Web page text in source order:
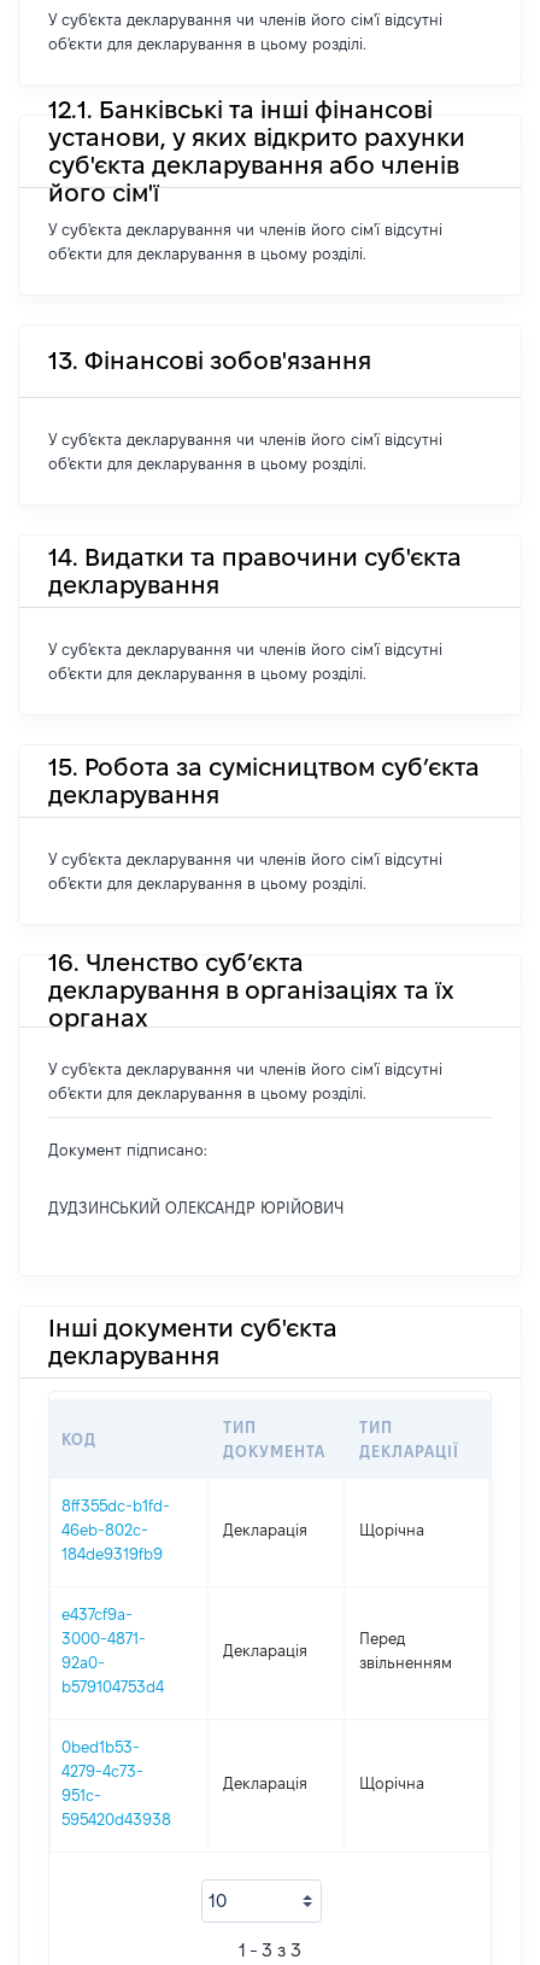
У суб'єкта декларування чи членів його сім'ї відсутні
об'єкти для декларування в цьому розділі.
12.1. Банківські та інші фінансові
установи, у яких відкрито рахунки
суб'єкта декларування або членів
його сім'ї
У суб'єкта декларування чи членів його сім'ї відсутні
об'єкти для декларування в цьому розділі.
13. Фінансові зобов'язання
У суб'єкта декларування чи членів його сім'ї відсутні
об'єкти для декларування в цьому розділі.
14. Видатки та правочини суб'єкта
декларування
У суб'єкта декларування чи членів його сім'ї відсутні
об'єкти для декларування в цьому розділі.
15. Робота за сумісництвом суб’єкта
декларування
У суб'єкта декларування чи членів його сім'ї відсутні
об'єкти для декларування в цьому розділі.
16. Членство суб’єкта
декларування в організаціях та їх
органах
У суб'єкта декларування чи членів його сім'ї відсутні
об'єкти для декларування в цьому розділі.
Документ підписано:
ДУДЗИНСЬКИЙ ОЛЕКСАНДР ЮРІЙОВИЧ
Інші документи суб'єкта
декларування
КОД
ТИП
ДОКУМЕНТА
ТИП
ДЕКЛАРАЦІЇ
8ff355dc-b1fd-
46eb-802c-
184de9319fb9
Декларація Щорічна
e437cf9a-
3000-4871-
92a0-
b579104753d4
Декларація
Перед
звільненням
0bed1b53-
4279-4c73-
951c-
595420d43938
Декларація Щорічна
1 - 3 з 3